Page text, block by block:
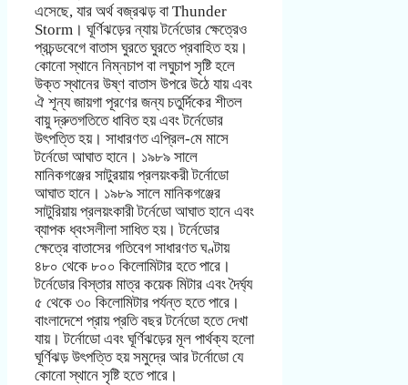
এসেছে, যার অর্থ বজ্রঝড় বা Thunder
Storm। ঘূর্ণিঝড়ের ন্যায় টর্নেডোর ক্ষেত্রেও
প্রচন্ডবেগে বাতাস ঘুরতে ঘুরতে প্রবাহিত হয়।
কোনো স্থানে নিম্নচাপ বা লঘুচাপ সৃষ্টি হলে
উক্ত স্থানের উষ্ণ বাতাস উপরে উঠে যায় এবং
ঐ শূন্য জায়গা পূরণের জন্য চতুর্দিকের শীতল
বায়ু দ্রুতগতিতে ধাবিত হয় এবং টর্নেডোর
উৎপত্তি হয়। সাধারণত এপ্রিল-মে মাসে
টর্নেডো আঘাত হানে। ১৯৮৯ সালে
মানিকগঞ্জের সাটুরয়ায় প্রলয়ংকরী টর্নোডো
আঘাত হানে। ১৯৮৯ সালে মানিকগঞ্জের
সাটুরিয়ায় প্রলয়ংকারী টর্নেডো আঘাত হানে এবং
ব্যাপক ধ্বংসলীলা সাধিত হয়। টর্নেডোর
ক্ষেত্রে বাতাসের গতিবেগ সাধারণত ঘণ্টায়
৪৮০ থেকে ৮০০ কিলোমিটার হতে পারে।
টর্নেডোর বিস্তার মাত্র কয়েক মিটার এবং দৈর্ঘ্য
৫ থেকে ৩০ কিলোমিটার পর্যন্ত হতে পারে।
বাংলাদেশে প্রায় প্রতি বছর টর্নেডো হতে দেখা
যায়। টর্নোডো এবং ঘূর্ণিঝড়ের মূল পার্থক্য হলো
ঘূর্ণিঝড় উৎপত্তি হয় সমুদ্রে আর টর্নোডো যে
কোনো স্থানে সৃষ্টি হতে পারে।